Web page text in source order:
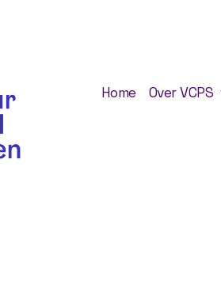
Home Over VCPS